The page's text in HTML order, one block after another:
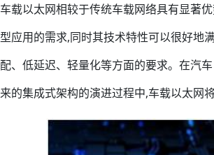
车载以太网相较于传统车载网络具有显著
型应用的需求,同时其技术特性可以很好地
配、低延迟、轻量化等方面的要求。在汽
来的集成式架构的演进过程中,车载以太网